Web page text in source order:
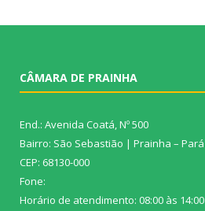
CÂMARA DE PRAINHA
End.: Avenida Coatá, Nº 500
Bairro: São Sebastião | Prainha – Pará
CEP: 68130-000
Fone:
Horário de atendimento: 08:00 às 14:00